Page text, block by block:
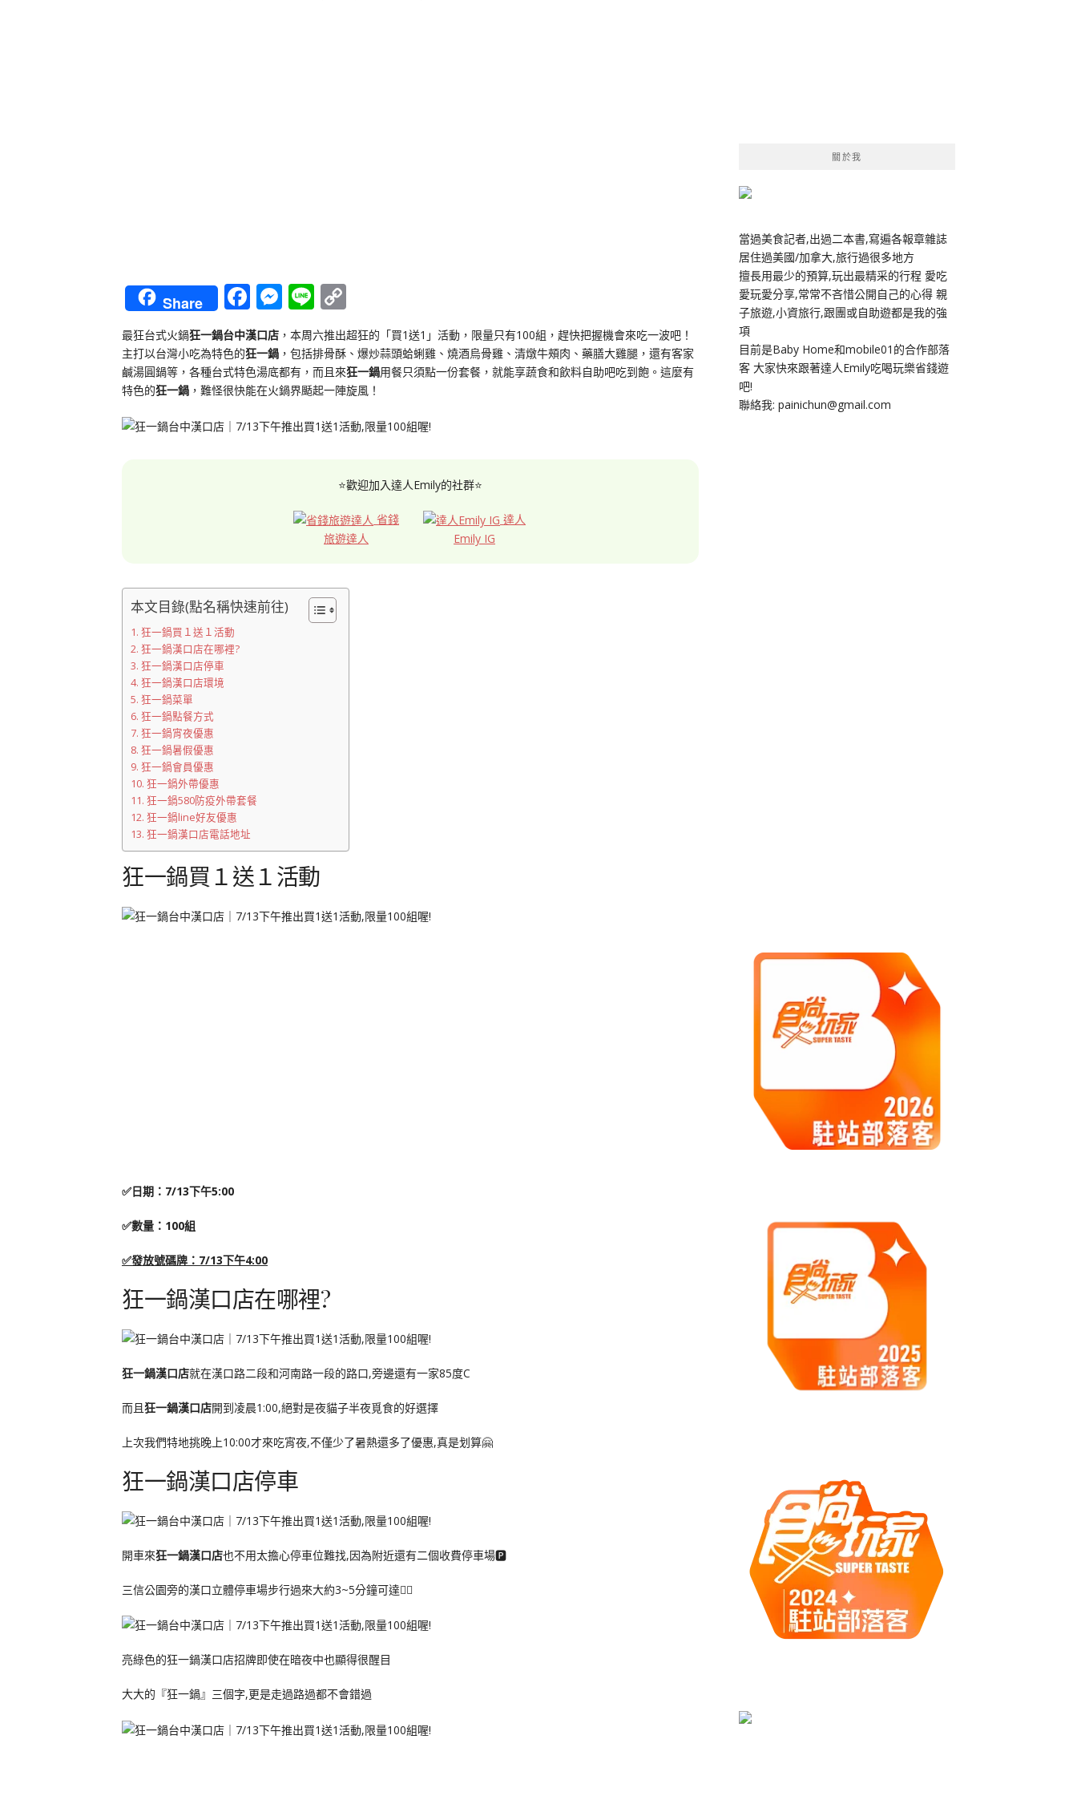
Share Facebook
Messenger
Line
Link
最狂台式火鍋狂一鍋台中漢口店 ，本周六推出超狂的「買1送1」活動，限量只有100組，趕快把握機會來吃一波吧！
主打以台灣小吃為特色的狂一鍋 ，包括排骨酥、爆炒蒜頭蛤蜊雞、燒酒烏骨雞、清燉牛頰肉、藥膳大雞腿，還有客家
鹹湯圓鍋等，各種台式特色湯底都有，而且來狂一鍋用餐只須點一份套餐，就能享蔬食和飲料自助吧吃到飽。這麼有
特色的狂一鍋 ，難怪很快能在火鍋界颳起一陣旋風！
⭐歡迎加入達人Emily的社群⭐
省錢
旅遊達人
達人
Emily IG
本文目錄(點名稱快速前往)
狂一鍋買１送１活動
狂一鍋漢口店在哪裡?
狂一鍋漢口店停車
狂一鍋漢口店環境
狂一鍋菜單
狂一鍋點餐方式
狂一鍋宵夜優惠
狂一鍋暑假優惠
狂一鍋會員優惠
狂一鍋外帶優惠
狂一鍋580防疫外帶套餐
狂一鍋line好友優惠
狂一鍋漢口店電話地址
狂一鍋買１送１活動
✅日期：7/13下午5:00
✅數量：100組
✅發放號碼牌：7/13下午4:00
狂一鍋漢口店在哪裡?
狂一鍋漢口店就在漢口路二段和河南路一段的路口,旁邊還有一家85度C
而且狂一鍋漢口店開到凌晨1:00,絕對是夜貓子半夜覓食的好選擇
上次我們特地挑晚上10:00才來吃宵夜,不僅少了暑熱還多了優惠,真是划算🤗
狂一鍋漢口店停車
開車來狂一鍋漢口店也不用太擔心停車位難找,因為附近還有二個收費停車場🅿️
三信公園旁的漢口立體停車場步行過來大約3~5分鐘可達🚶‍♀️
亮綠色的狂一鍋漢口店招牌即使在暗夜中也顯得很醒目
大大的『狂一鍋』三個字,更是走過路過都不會錯過
關於我
當過美食記者,出過二本書,寫遍各報章雜誌
居住過美國/加拿大,旅行過很多地方
擅長用最少的預算,玩出最精采的行程 愛吃
愛玩愛分享,常常不吝惜公開自己的心得 親
子旅遊,小資旅行,跟團或自助遊都是我的強
項
目前是Baby Home和mobile01的合作部落
客 大家快來跟著達人Emily吃喝玩樂省錢遊
吧!
聯絡我: painichun@gmail.com